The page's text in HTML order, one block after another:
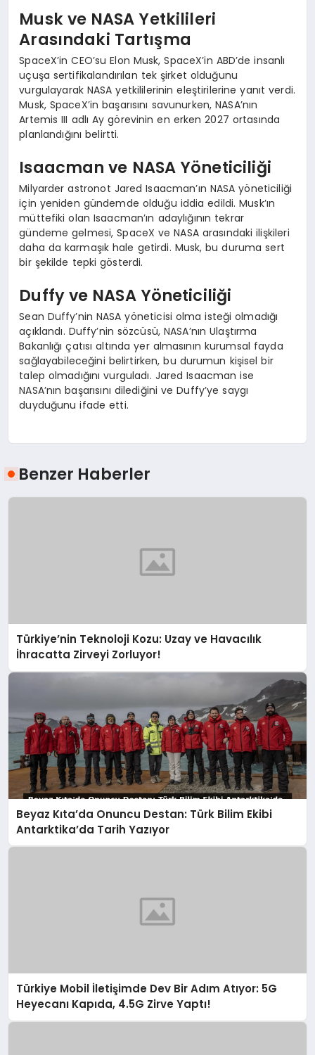
Musk ve NASA Yetkilileri
Arasındaki Tartışma
SpaceX’in CEO’su Elon Musk, SpaceX’in ABD’de insanlı
uçuşa sertifikalandırılan tek şirket olduğunu
vurgulayarak NASA yetkililerinin eleştirilerine yanıt verdi.
Musk, SpaceX’in başarısını savunurken, NASA’nın
Artemis III adlı Ay görevinin en erken 2027 ortasında
planlandığını belirtti.
Isaacman ve NASA Yöneticiliği
Milyarder astronot Jared Isaacman’ın NASA yöneticiliği
için yeniden gündemde olduğu iddia edildi. Musk’ın
müttefiki olan Isaacman’ın adaylığının tekrar
gündeme gelmesi, SpaceX ve NASA arasındaki ilişkileri
daha da karmaşık hale getirdi. Musk, bu duruma sert
bir şekilde tepki gösterdi.
Duffy ve NASA Yöneticiliği
Sean Duffy’nin NASA yöneticisi olma isteği olmadığı
açıklandı. Duffy’nin sözcüsü, NASA’nın Ulaştırma
Bakanlığı çatısı altında yer almasının kurumsal fayda
sağlayabileceğini belirtirken, bu durumun kişisel bir
talep olmadığını vurguladı. Jared Isaacman ise
NASA’nın başarısını dilediğini ve Duffy’ye saygı
duyduğunu ifade etti.
Benzer Haberler
Türkiye’nin Teknoloji Kozu: Uzay ve Havacılık
İhracatta Zirveyi Zorluyor!
Beyaz Kıta’da Onuncu Destan: Türk Bilim Ekibi
Antarktika’da Tarih Yazıyor
Türkiye Mobil İletişimde Dev Bir Adım Atıyor: 5G
Heyecanı Kapıda, 4.5G Zirve Yaptı!